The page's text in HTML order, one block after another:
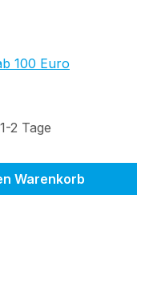
100 Euro
2 Tage
Warenkorb